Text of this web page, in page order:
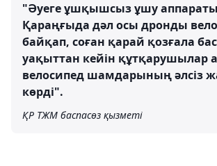
"Әуеге ұшқышсыз ұшу аппараты
Қараңғыда дәл осы дронды
байқап, соған қарай қозғала
уақыттан кейін құтқарушылар
велосипед шамдарының әлсіз
көрді".
ҚР ТЖМ баспасөз қызметі